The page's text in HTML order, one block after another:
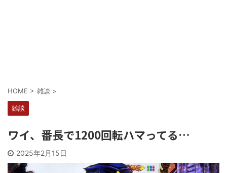
HOME > 雑談 >
雑談
ワイ、番長で1200回転ハマってる…
2025年2月15日